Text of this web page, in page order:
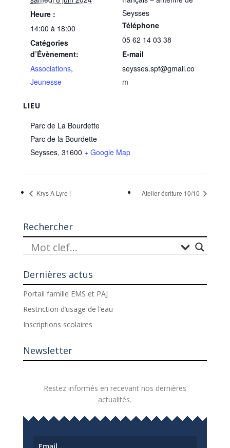
Heure :
14:00 à 18:00
Catégories
d’Évènement:
Associations,
Jeunesse
LIEU
Parc de La Bourdette
Parc de la Bourdette
Seysses, 31600 + Google Map
Seysses
Téléphone
05 62 14 03 38
E-mail
seysses.spf@gmail.co
m
Krys A Lyre ! Atelier écriture 10/10
Rechercher
Dernières actus
Portail famille EMS et PAJ
Restriction d’usage de l’eau
Inscriptions scolaires
Newsletter
Restez informés en recevant nos dernières
actualités.